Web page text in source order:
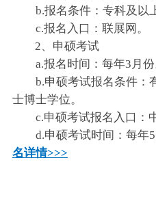
b.报名条件：专科及以上
c.报名入口：联展网。
2、申硕考试
a.报名时间：每年3月份
b.申硕考试报名条件：
士博士学位。
c.申硕考试报名入口：中
d.申硕考试时间：每年5
名详情>>>